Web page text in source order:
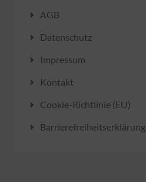
AGB
Datenschutz
Impressum
Kontakt
Cookie-Richtlinie (EU)
Barrierefreiheitserklärung